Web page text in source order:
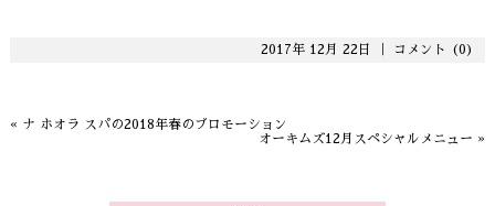
2017年 12月 22日 ｜ コメント (0)
« ナ ホオラ スパの2018年春のプロモーション
オーキムズ12月スペシャルメニュー »